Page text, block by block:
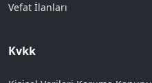
Vefat İlanları
Kvkk